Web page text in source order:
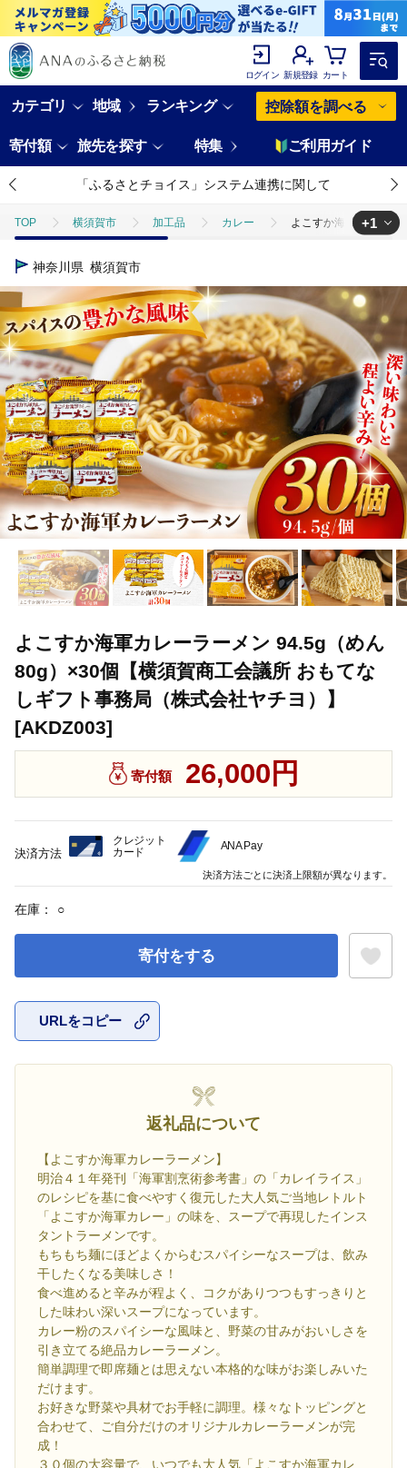
ログイン 新規登録 カート
カテゴリ 地域 ランキング 控除額を調べる
寄付額 旅先を探す 特集 ご利用ガイド
「ふるさとチョイス」システム連携に関して
TOP 横須賀市 加工品 カレー よこすか海軍カレーラ
TOP
+1
神奈川県 横須賀市
よこすか海軍カレーラーメン 94.5g（めん
80g）×30個【横須賀商工会議所 おもてな
しギフト事務局（株式会社ヤチヨ）】
[AKDZ003]
寄付額 26,000円
在庫： ○
寄付をする
URLをコピー
返礼品について
【よこすか海軍カレーラーメン】
明治４１年発刊「海軍割烹術参考書」の「カレイライス」
のレシピを基に食べやすく復元した大人気ご当地レトルト
「よこすか海軍カレー」の味を、スープで再現したインス
タントラーメンです。
もちもち麺にほどよくからむスパイシーなスープは、飲み
干したくなる美味しさ！
食べ進めると辛みが程よく、コクがありつつもすっきりと
した味わい深いスープになっています。
カレー粉のスパイシーな風味と、野菜の甘みがおいしさを
引き立てる絶品カレーラーメン。
簡単調理で即席麺とは思えない本格的な味がお楽しみいた
だけます。
お好きな野菜や具材でお手軽に調理。様々なトッピングと
合わせて、ご自分だけのオリジナルカレーラーメンが完
成！
３０個の大容量で、いつでも大人気「よこすか海軍カレ
決済方法
クレジット
カード
ANA Pay
決済方法ごとに決済上限額が異なります。